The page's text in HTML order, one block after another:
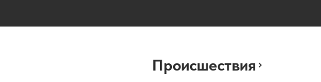
Происшествия